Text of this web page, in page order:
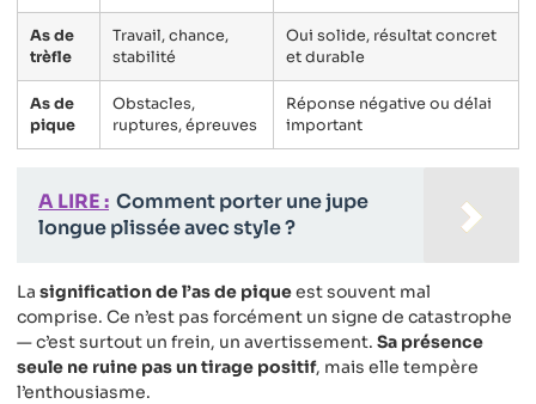
As de
trèfle
Travail, chance,
stabilité
Oui solide, résultat concret
et durable
As de
pique
Obstacles,
ruptures, épreuves
Réponse négative ou délai
important
A LIRE : Comment porter une jupe
longue plissée avec style ?
La signification de l’as de piqueest souvent mal
comprise. Ce n’est pas forcément un signe de catastrophe
— c’est surtout un frein, un avertissement. Sa présence
seule ne ruine pas un tirage positif, mais elle tempère
l’enthousiasme.